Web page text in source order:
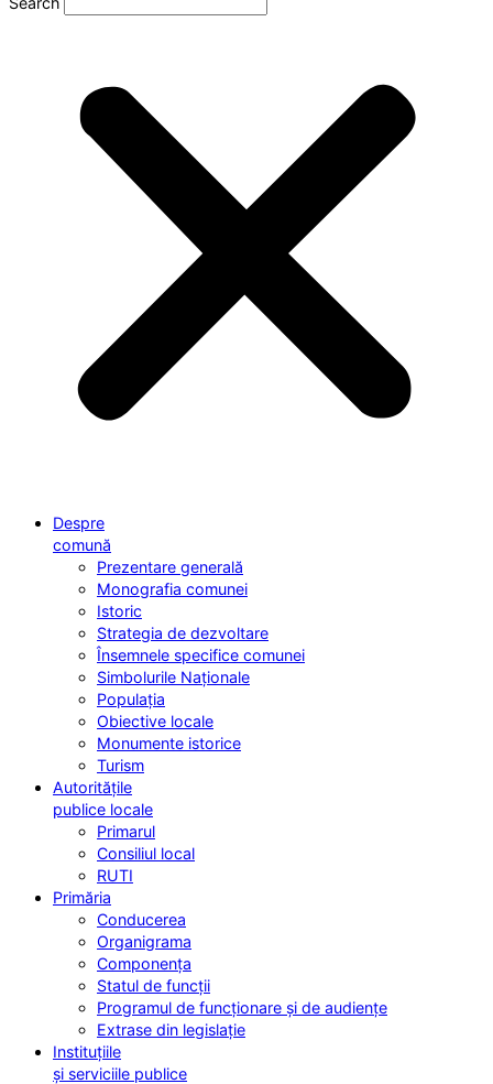
Despre
comună
Prezentare generală
Monografia comunei
Istoric
Strategia de dezvoltare
Însemnele specifice comunei
Simbolurile Naționale
Populația
Obiective locale
Monumente istorice
Turism
Autoritățile
publice locale
Primarul
Consiliul local
RUTI
Primăria
Conducerea
Organigrama
Componența
Statul de funcții
Programul de funcționare și de audiențe
Extrase din legislație
Instituțiile
și serviciile publice